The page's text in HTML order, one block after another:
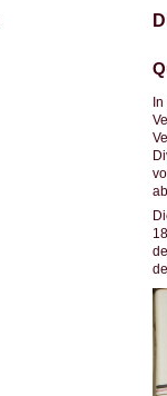
Y
o
a
r
e
h
e
r
e